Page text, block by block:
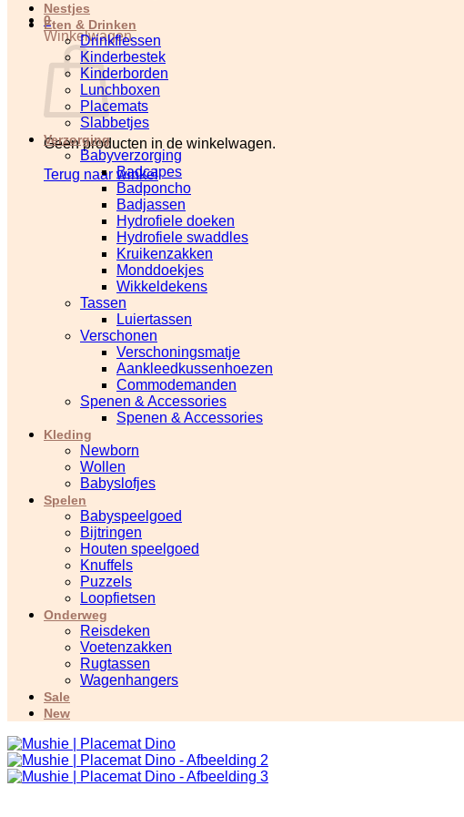
0
Winkelwagen
Geen producten in de winkelwagen.
Terug naar winkel
Nestjes
Eten & Drinken
Drinkflessen
Kinderbestek
Kinderborden
Lunchboxen
Placemats
Slabbetjes
Verzorging
Babyverzorging
Badcapes
Badponcho
Badjassen
Hydrofiele doeken
Hydrofiele swaddles
Kruikenzakken
Monddoekjes
Wikkeldekens
Tassen
Luiertassen
Verschonen
Verschoningsmatje
Aankleedkussenhoezen
Commodemanden
Spenen & Accessories
Spenen & Accessories
Kleding
Newborn
Wollen
Babyslofjes
Spelen
Babyspeelgoed
Bijtringen
Houten speelgoed
Knuffels
Puzzels
Loopfietsen
Onderweg
Reisdeken
Voetenzakken
Rugtassen
Wagenhangers
Sale
New